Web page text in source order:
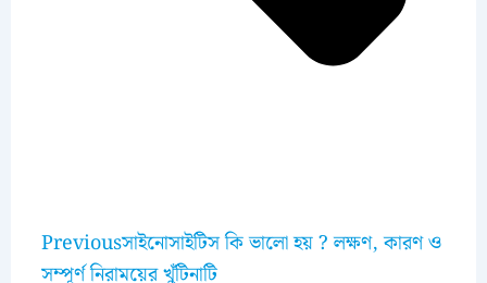
Previousসাইনোসাইটিস কি ভালো হয় ? লক্ষণ, কারণ ও
সম্পূর্ণ নিরাময়ের খুঁটিনাটি